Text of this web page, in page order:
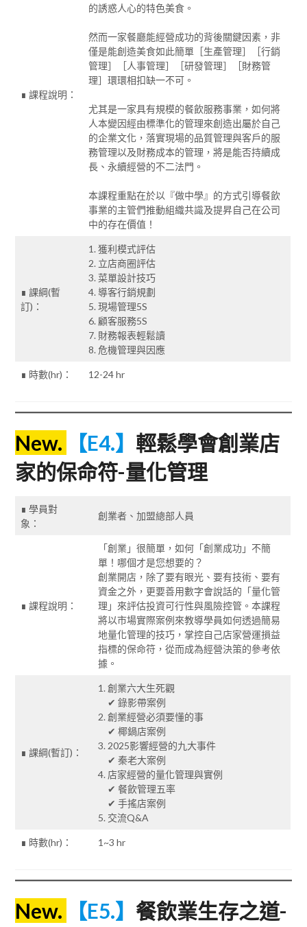
∎ 課程說明：
的誘惑人心的特色美食。
然而一家餐廳能經營成功的背後關鍵因素，非
僅是能創造美食如此簡單［生產管理］［行銷
管理］［人事管理］［研發管理］［財務管
理］環環相扣缺一不可。
尤其是一家具有規模的餐飲服務事業，如何將
人本變因經由標準化的管理來創造出屬於自己
的企業文化，落實現場的品質管理與客戶的服
務管理以及財務成本的管理，將是能否持續成
長、永續經營的不二法門。
本課程重點在於以『做中學』的方式引導餐飲
事業的主管們推動組織共識及提昇自己在公司
中的存在價值！
∎ 課綱(暫
訂)：
1. 獲利模式評估
2. 立店商圈評估
3. 菜單設計技巧
4. 導客行銷規劃
5. 現場管理5S
6. 顧客服務5S
7. 財務報表輕鬆讀
8. 危機管理與因應
∎ 時數(hr)： 12-24 hr
New. 【E4.】 輕鬆學會創業店
家的保命符-量化管理
∎ 學員對
象：
創業者、加盟總部人員
∎ 課程說明：
「創業」很簡單，如何「創業成功」不簡
單！哪個才是您想要的？
創業開店，除了要有眼光、要有技術、要有
資金之外，更要善用數字會說話的「量化管
理」來評估投資可行性與風險控管。本課程
將以市場實際案例來教導學員如何透過簡易
地量化管理的技巧，掌控自己店家營運損益
指標的保命符，從而成為經營決策的參考依
據。
∎ 課綱(暫訂)：
1. 創業六大生死觀
✔ 錄影帶案例
2. 創業經營必須要懂的事
✔ 椰鍋店案例
3. 2025影響經營的九大事件
✔ 秦老大案例
4. 店家經營的量化管理與實例
✔ 餐飲管理五率
✔ 手搖店案例
5. 交流Q&A
∎ 時數(hr)： 1~3 hr
New. 【E5.】 餐飲業生存之道-